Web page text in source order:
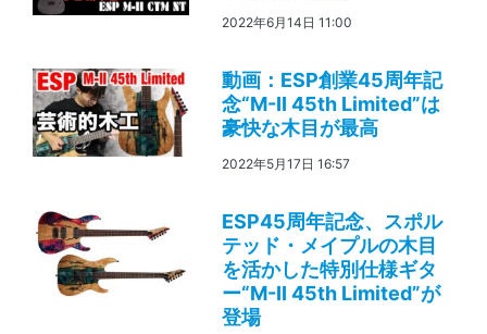
2022年6月14日 11:00
動画：ESP創業45周年記
念“M-II 45th Limited”は
豪快な木目が最高
2022年5月17日 16:57
ESP45周年記念、スポル
テッド・メイプルの木目
を活かした特別仕様ギタ
ー“M-II 45th Limited”が
登場